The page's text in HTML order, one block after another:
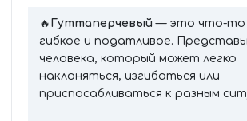
🔥 Гуттаперчевый — это что-то
гибкое и податливое.
человека, который может легко
наклоняться, изгибаться или
приспосабливаться к разным